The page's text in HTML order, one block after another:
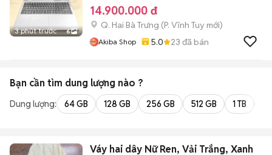
3 phút trước 6
14.900.000 đ
Q. Hai Bà Trưng (P. Vĩnh Tuy mới)
Akiba Shop 5.0 23 đã bán
Bạn cần tìm dung lượng nào ?
Dung lượng: 64 GB 128 GB 256 GB 512 GB 1 TB
Váy hai dây Nữ Ren, Vải Trắng, Xanh